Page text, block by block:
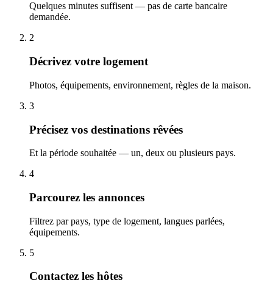
Quelques minutes suffisent — pas de carte bancaire
demandée.
2
Décrivez votre logement
Photos, équipements, environnement, règles de la maison.
3
Précisez vos destinations rêvées
Et la période souhaitée — un, deux ou plusieurs pays.
4
Parcourez les annonces
Filtrez par pays, type de logement, langues parlées,
équipements.
5
Contactez les hôtes